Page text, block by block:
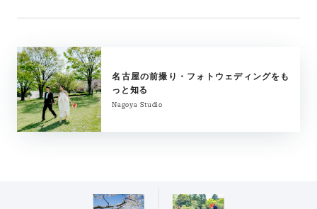
名古屋の前撮り・フォトウェディングをも
っと知る
Nagoya Studio